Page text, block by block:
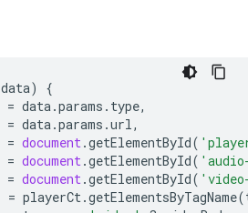
data)
{
= data.params . type,
= data.params .url,
= document.getElementById(
= document.getElementById(
= document.getElementById(
= playerCt.getElementsByTagName(